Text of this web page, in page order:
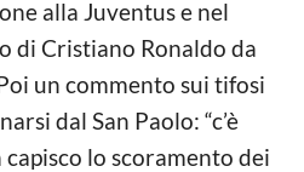
alla Juventus e nel
di Cristiano Ronaldo da
un commento sui tifosi
dal San Paolo: “c’è
lo scoramento dei